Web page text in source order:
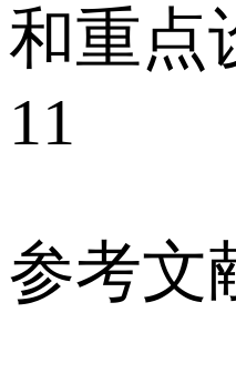
和重点
11
参考文